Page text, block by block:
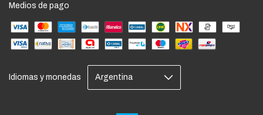
Medios de pago
Idiomas y monedas